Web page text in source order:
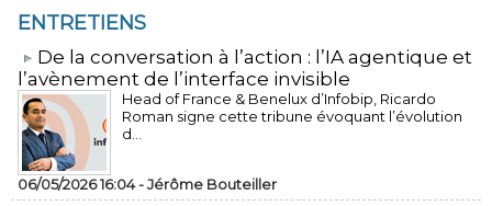
ENTRETIENS
​De la conversation à l’action : l’IA agentique et
l’avènement de l’interface invisible
Head of France & Benelux d’Infobip, Ricardo
Roman signe cette tribune évoquant l’évolution
d...
06/05/2026 16:04 -Jérôme Bouteiller